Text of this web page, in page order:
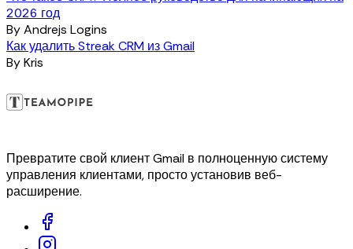
2026 год
ByAndrejs Logins
Как удалить Streak CRM из Gmail
ByKris
Превратите свой клиент Gmail в полноценную систему
управления клиентами, просто установив веб-
расширение.